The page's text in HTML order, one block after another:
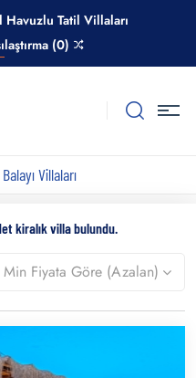
Tatil Villaları
(0)
Balayı Villaları
kiralık villa bulundu.
Min Fiyata Göre (Azalan)